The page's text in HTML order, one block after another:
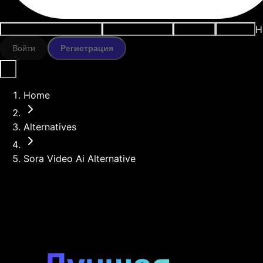
Войти Регистрация
Home
Alternatives
Sora Video Ai Alternative